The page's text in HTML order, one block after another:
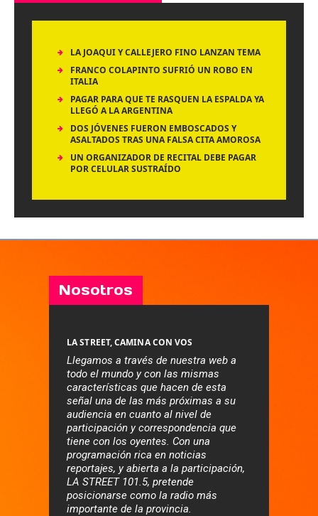
LA JOAQUI Y CALLEJERO FINO LANZAN TEMA
FRANCO COLAPINTO SUFRIÓ UN ROBO EN
ITALIA
PAGAR PARA QUE TE RASQUEN LA ESPALDA YA
LLEGÓ A LA ARGENTINA
DOS JÓVENES FUERON EMBOSCADOS Y
ASALTADOS TRAS UNA FALSA CITA AMOROSA
UN ORGANIZADOR DE RECITAL DEBE PAGAR
POR CELULAR SUSTRAÍDO
Nosotros
LA STREET, CAMINA CON VOS
Llegamos a través de nuestra web a
todo el mundo y con las mismas
características que hacen de esta
señal una de las más próximas a su
audiencia en cuanto al nivel de
participación y correspondencia que
tiene con los oyentes. Con una
programación rica en noticias
reportajes, y abierta a la participación,
LA STREET 101.5, pretende
posicionarse como la radio más
importante de la provincia.